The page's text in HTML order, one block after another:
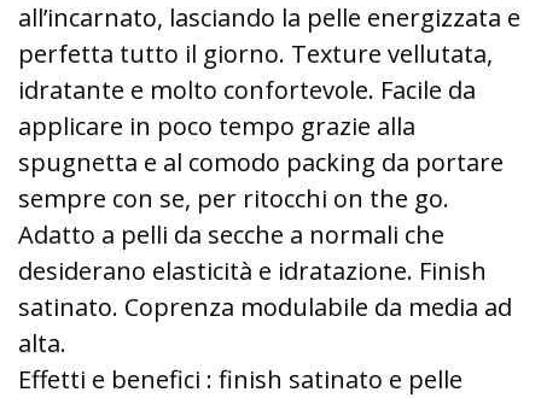
all’incarnato, lasciando la pelle energizzata e
perfetta tutto il giorno. Texture vellutata,
idratante e molto confortevole. Facile da
applicare in poco tempo grazie alla
spugnetta e al comodo packing da portare
sempre con se, per ritocchi on the go.
Adatto a pelli da secche a normali che
desiderano elasticità e idratazione. Finish
satinato. Coprenza modulabile da media ad
alta.
Effetti e benefici : finish satinato e pelle